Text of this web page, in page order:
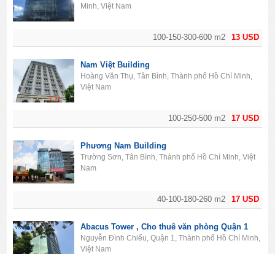
13 USD
100-150-300-600 m2
Minh, Việt Nam
17 USD
100-250-500 m2
Nam Việt Building
Hoàng Văn Thụ, Tân Bình, Thành phố Hồ Chí Minh,
Việt Nam
17 USD
40-100-180-260 m2
Phương Nam Building
Trường Sơn, Tân Bình, Thành phố Hồ Chí Minh, Việt
Nam
Abacus Tower , Cho thuê văn phòng Quận 1
Nguyễn Đình Chiểu, Quận 1, Thành phố Hồ Chí Minh,
Việt Nam